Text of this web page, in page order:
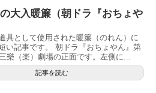
大入暖簾（朝ドラ『おちょや
具として使用された暖簾（のれん）に
い記事です。 朝ドラ『おちょやん』第
樂（楽）劇場の正面です。左側に...
記事を読む